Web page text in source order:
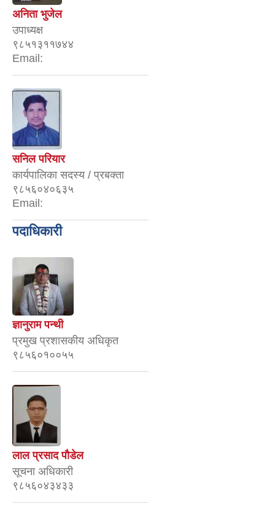
अनिता भुजेल
उपाध्यक्ष
९८५१३११७४४
Email:
सनिल परियार
कार्यपालिका सदस्य / प्रबक्ता
९८५६०४०६३५
Email:
पदाधिकारी
ज्ञानुराम पन्थी
प्रमुख प्रशासकीय अधिकृत
९८५६०१००५५
लाल प्रसाद पाैडेल
सूचना अधिकारी
९८५६०४३४३३